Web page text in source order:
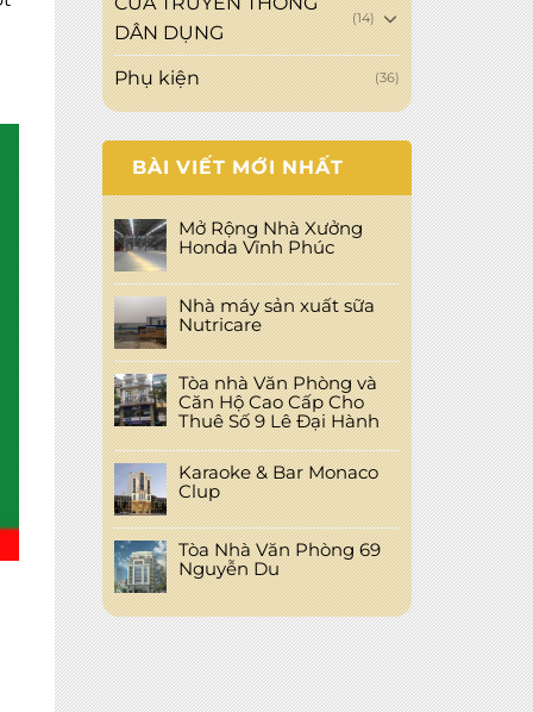
DÂN DỤNG
(14)
Phụ kiện (36)
BÀI VIẾT MỚI NHẤT
Mở Rộng Nhà Xưởng
Honda Vĩnh Phúc
Nhà máy sản xuất sữa
Nutricare
Tòa nhà Văn Phòng và
Căn Hộ Cao Cấp Cho
Thuê Số 9 Lê Đại Hành
Karaoke & Bar Monaco
Clup
Tòa Nhà Văn Phòng 69
Nguyễn Du